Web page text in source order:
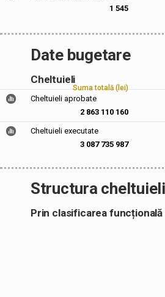
1 545
Date bugetare
Cheltuieli
Suma totală (lei)
Cheltuieli aprobate
2 863 110 160
Cheltuieli executate
3 087 735 987
Structura
Prin clasificarea